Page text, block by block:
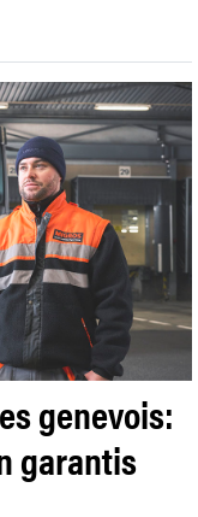
genevois:
garantis